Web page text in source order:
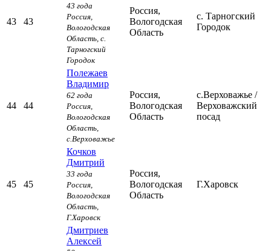
43 43
43 года
Россия,
Вологодская
Область, с.
Тарногский
Городок
Россия,
Вологодская
Область
с. Тарногский
Городок
44 44
Полежаев
Владимир
62 года
Россия,
Вологодская
Область,
с.Верховажье
Россия,
Вологодская
Область
с.Верховажье /
Верховажский
посад
45 45
Кочков
Дмитрий
33 года
Россия,
Вологодская
Область,
Г.Харовск
Россия,
Вологодская
Область
Г.Харовск
Дмитриев
Алексей